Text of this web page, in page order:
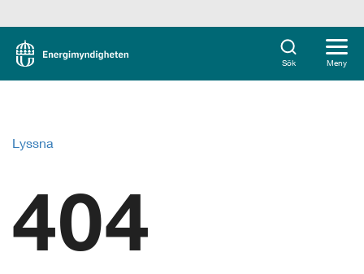
Sök Meny
Lyssna
404